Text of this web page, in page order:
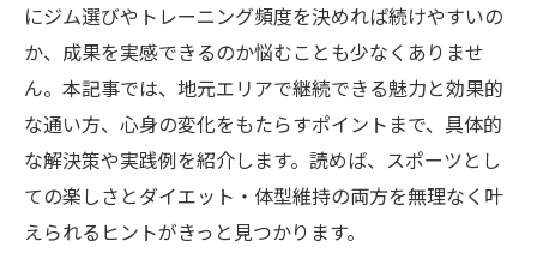
にジム選びやトレーニング頻度を決めれば続けやすいの
か、成果を実感できるのか悩むことも少なくありませ
ん。本記事では、地元エリアで継続できる魅力と効果的
な通い方、心身の変化をもたらすポイントまで、具体的
な解決策や実践例を紹介します。読めば、スポーツとし
ての楽しさとダイエット・体型維持の両方を無理なく叶
えられるヒントがきっと見つかります。